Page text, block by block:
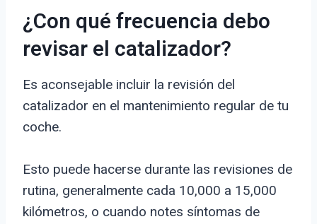
¿Con qué frecuencia debo
revisar el catalizador?
Es aconsejable incluir la revisión del
catalizador en el mantenimiento regular de tu
coche.
Esto puede hacerse durante las revisiones de
rutina, generalmente cada 10,000 a 15,000
kilómetros, o cuando notes síntomas de